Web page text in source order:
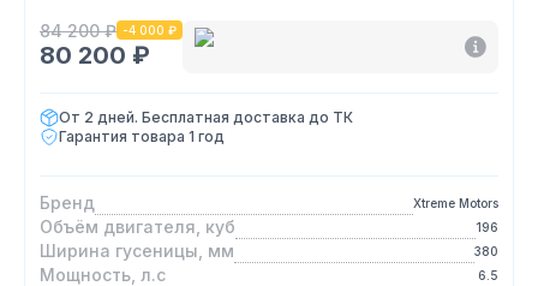
84 200 ₽ -4 000 ₽
80 200 ₽
От 2 дней. Бесплатная доставка до ТК
Гарантия товара 1 год
Бренд Xtreme Motors
Объём двигателя, куб 196
Ширина гусеницы, мм 380
Мощность, л.с 6.5